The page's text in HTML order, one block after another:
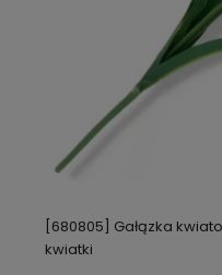
[680805] Gałązka
kwiatki